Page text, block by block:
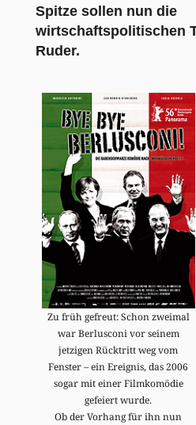
Spitze sollen nun die
wirtschaftspolitischen
Ruder.
Zu früh gefreut: Schon zweimal
war Berlusconi vor seinem
jetzigen Rücktritt weg vom
Fenster – ein Ereignis, das 2006
sogar mit einer Filmkomödie
gefeiert wurde.
Ob der Vorhang für ihn nun